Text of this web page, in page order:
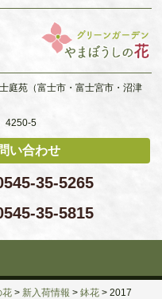
庭苑（富士市・富士宮市・沼津
4250-5
い合わせ
35-5265
35-5815
花 > 新入荷情報 > 鉢花 > 2017